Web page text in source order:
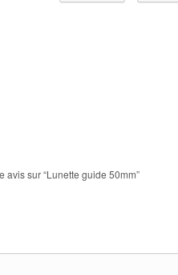
sur “Lunette guide 50mm”